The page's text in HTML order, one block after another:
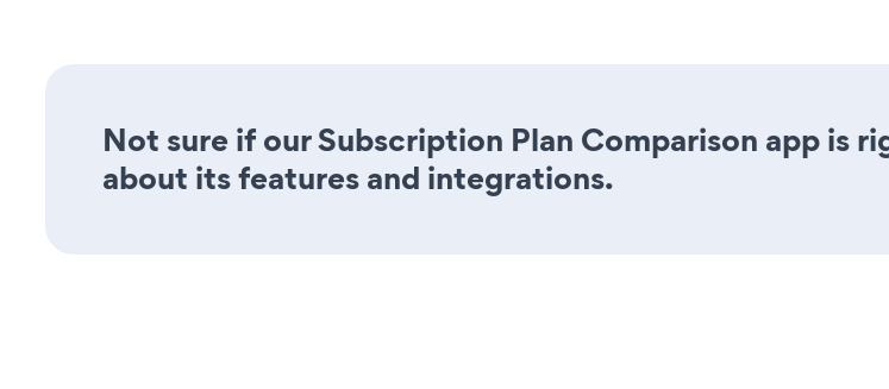
Not sure if our Subscription Plan Comparison app is
about its features and integrations.